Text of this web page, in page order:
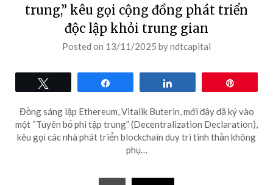
trung,” kêu gọi cộng đồng phát triển
độc lập khỏi trung gian
Posted on 13/11/2025 byndtcapital
Đồng sáng lập Ethereum, Vitalik Buterin, mới đây đã ký vào
một “Tuyên bố phi tập trung” (Decentralization Declaration),
kêu gọi các nhà phát triển blockchain duy trì tinh thần không
phụ…